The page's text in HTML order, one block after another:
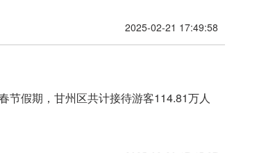
2025-02-21 17:49:58
节假期，甘州区共计接待游客114.81万人